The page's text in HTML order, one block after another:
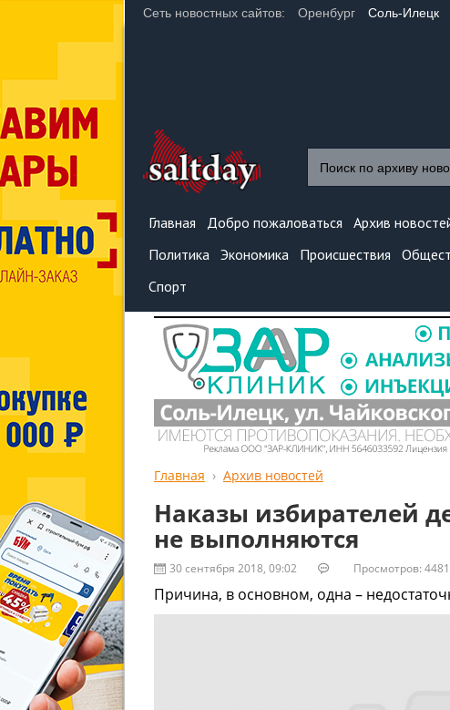
Сеть новостных сайтов: Оренбург Соль-Илецк
Главная Добро пожаловаться Архив
Политика Экономика Происшествия
Спорт
Главная Архив новостей
Наказы избирателей
не выполняются
30 сентября 2018, 09:02 Просмотров: 4481
Причина, в основном, одна –